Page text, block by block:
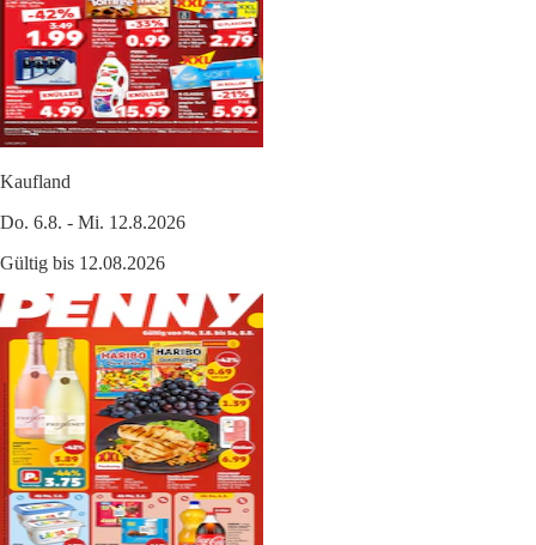
Kaufland
Do. 6.8. - Mi. 12.8.2026
Gültig bis 12.08.2026